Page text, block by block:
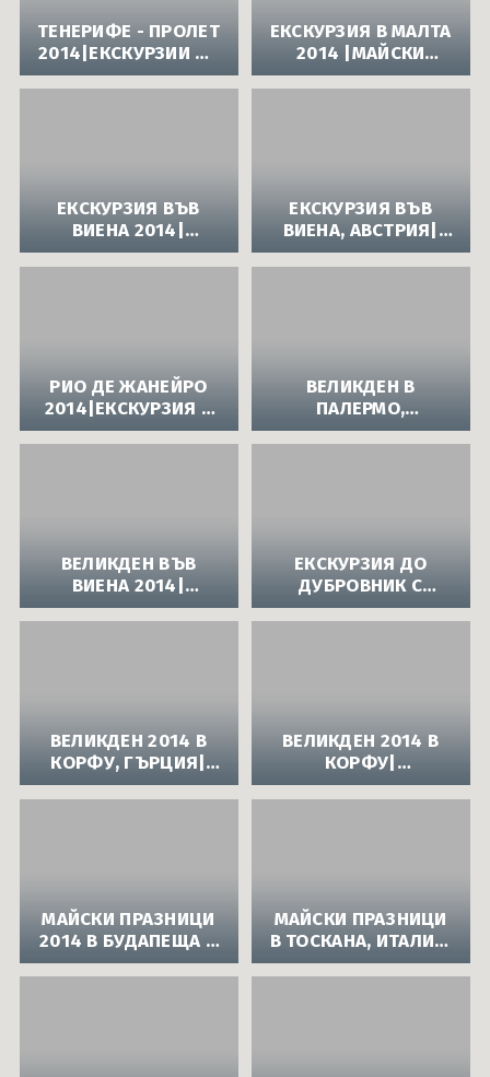
ТЕНЕРИФЕ - ПРОЛЕТ
2014|ЕКСКУРЗИИ НА
КАНАРСКИ
ОСТРОВИ/
ЕКСКУРЗИЯ В МАЛТА
2014 |МАЙСКИ
ПРАЗНИЦИ СЪС
САМОЛЕТ В МАЛТА
ЕКСКУРЗИЯ ВЪВ
ВИЕНА 2014|
МАЙСКИ ПРАЗНИЦИ
В АВСТРИЯ СЪС
ЕКСКУРЗИЯ ВЪВ
ВИЕНА, АВСТРИЯ|
САМОЛЕТНИ
ЕКСКУРЗИИ В
РИО ДЕ ЖАНЕЙРО
2014|ЕКСКУРЗИЯ В
БРАЗИЛИЯ
ВЕЛИКДЕН В
ПАЛЕРМО,
СИЦИЛИЯ|
ВЕЛИКДЕНСКИ
ВЕЛИКДЕН ВЪВ
ВИЕНА 2014|
ВЕЛИКДЕНСКИ
ЕКСКУРЗИЯ ДО
ДУБРОВНИК С
АВТОБУС -
ВЕЛИКДЕН 2014 В
КОРФУ, ГЪРЦИЯ|
ВЕЛИКДЕНСКИ
ЕКСКУРЗИИ
ВЕЛИКДЕН 2014 В
КОРФУ|
ВЕЛИКДЕНСКА
ЕКСКУРЗИЯ В
МАЙСКИ ПРАЗНИЦИ
2014 В БУДАПЕЩА И
УНГАРИЯ|
АВТОБУСНИ
МАЙСКИ ПРАЗНИЦИ
В ТОСКАНА, ИТАЛИЯ:
КУЛИНАРНО
ИЗКУШЕНИЕ